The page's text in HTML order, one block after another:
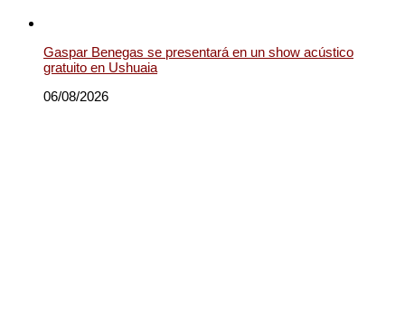
Gaspar Benegas se presentará en un show acústico
gratuito en Ushuaia
06/08/2026